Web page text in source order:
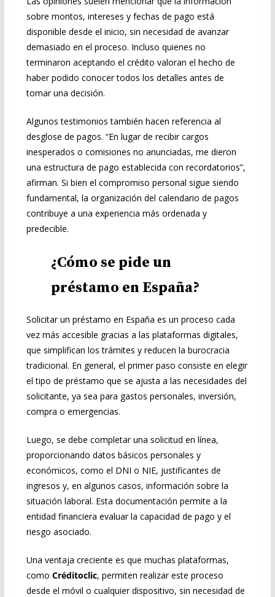
sobre montos, intereses y fechas de pago está
disponible desde el inicio, sin necesidad de avanzar
demasiado en el proceso. Incluso quienes no
terminaron aceptando el crédito valoran el hecho de
haber podido conocer todos los detalles antes de
tomar una decisión.
Algunos testimonios también hacen referencia al
desglose de pagos. “En lugar de recibir cargos
inesperados o comisiones no anunciadas, me dieron
una estructura de pago establecida con recordatorios”,
afirman. Si bien el compromiso personal sigue siendo
fundamental, la organización del calendario de pagos
contribuye a una experiencia más ordenada y
predecible.
¿Cómo se pide un
préstamo en España?
Solicitar un préstamo en España es un proceso cada
vez más accesible gracias a las plataformas digitales,
que simplifican los trámites y reducen la burocracia
tradicional. En general, el primer paso consiste en elegir
el tipo de préstamo que se ajusta a las necesidades del
solicitante, ya sea para gastos personales, inversión,
compra o emergencias.
Luego, se debe completar una solicitud en línea,
proporcionando datos básicos personales y
económicos, como el DNI o NIE, justificantes de
ingresos y, en algunos casos, información sobre la
situación laboral. Esta documentación permite a la
entidad financiera evaluar la capacidad de pago y el
riesgo asociado.
Una ventaja creciente es que muchas plataformas,
como Créditoclic, permiten realizar este proceso
desde el móvil o cualquier dispositivo, sin necesidad de